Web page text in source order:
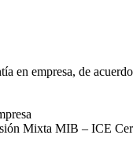
en empresa, de
Mixta MIB – ICE